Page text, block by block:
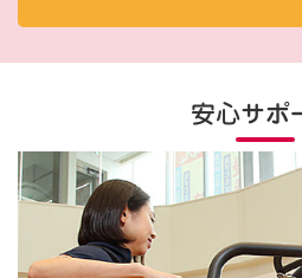
安心サポ